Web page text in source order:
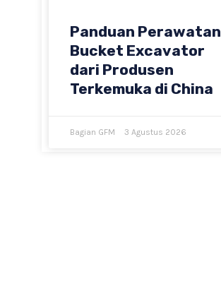
Panduan Perawatan
Bucket Excavator
dari Produsen
Terkemuka di China
Bagian GFM 3 Agustus 2026